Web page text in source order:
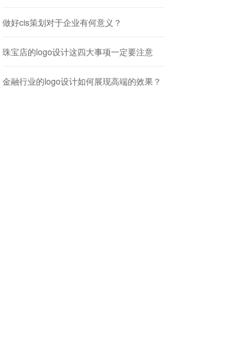
做好cis策划对于企业有何意义？
珠宝店的logo设计这四大事项一定要注意
金融行业的logo设计如何展现高端的效果？